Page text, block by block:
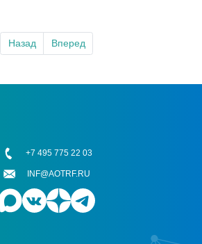
Назад Вперед
+7 495 775 22 03
INF@AOTRF.RU